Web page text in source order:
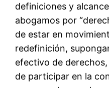
definiciones y
abogamos por
de estar en
redefinición,
efectivo de
de participar en la